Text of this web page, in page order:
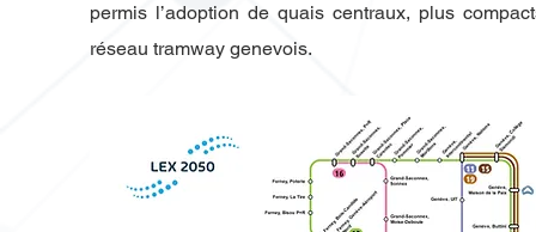
permis l’adoption de quais centraux, plus
réseau tramway genevois.